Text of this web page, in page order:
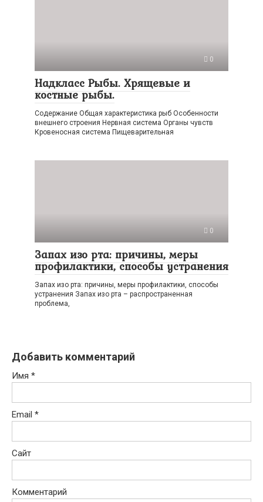
0
Надкласс Рыбы. Хрящевые и
костные рыбы.
Содержание Общая характеристика рыб Особенности
внешнего строения Нервная система Органы чувств
Кровеносная система Пищеварительная
0
Запах изо рта: причины, меры
профилактики, способы устранения
Запах изо рта: причины, меры профилактики, способы
устранения Запах изо рта – распространенная
проблема,
Добавить комментарий
Имя *
Email *
Сайт
Комментарий